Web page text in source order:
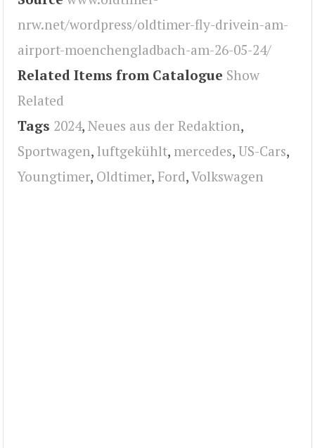
nrw.net/wordpress/oldtimer-fly-drivein-am-
airport-moenchengladbach-am-26-05-24/
Related Items from Catalogue Show
Related
Tags 2024, Neues aus der Redaktion,
Sportwagen, luftgekühlt, mercedes, US-Cars,
Youngtimer, Oldtimer, Ford,Volkswagen